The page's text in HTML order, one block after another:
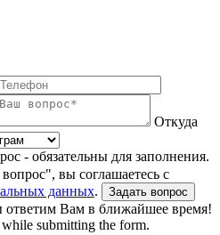
Откуда
- обязательны для заполнения.
вы соглашаетесь с
данных.
Вам в ближайшее время!
submitting the form.